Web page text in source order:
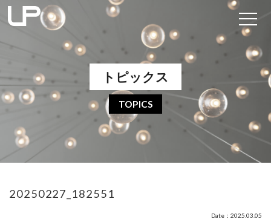
トピックス
TOPICS
20250227_182551
Date：2025.03.05